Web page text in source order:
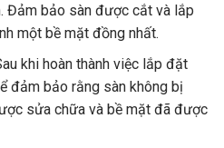
Đảm bảo sàn được cắt và lắp
một bề mặt đồng nhất.
khi hoàn thành việc lắp đặt
đảm bảo rằng sàn không bị
sửa chữa và bề mặt đã được